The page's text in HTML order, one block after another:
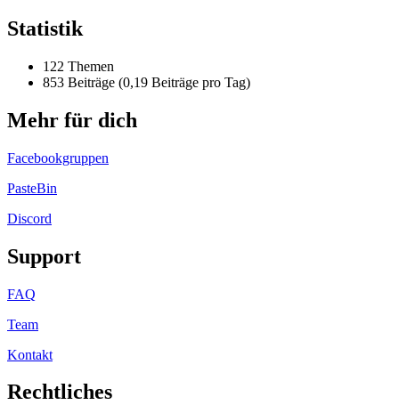
Statistik
122 Themen
853 Beiträge (0,19 Beiträge pro Tag)
Mehr für dich
Facebookgruppen
PasteBin
Discord
Support
FAQ
Team
Kontakt
Rechtliches